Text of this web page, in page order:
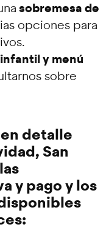
sobremesa de
opciones para
y menú
sobre
detalle
San
y pago y los